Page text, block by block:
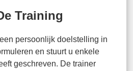
Training
persoonlijk doelstelling in
en stuurt u enkele
geschreven. De trainer